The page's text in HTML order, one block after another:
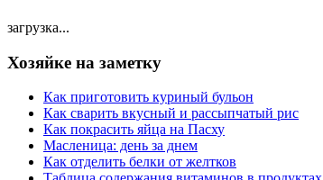
загрузка...
Хозяйке на заметку
Как приготовить куриный бульон
Как сварить вкусный и рассыпчатый рис
Как покрасить яйца на Пасху
Масленица: день за днем
Как отделить белки от желтков